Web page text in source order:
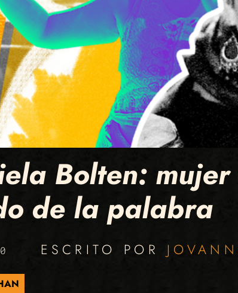
Bolten:
de la palabra
ESCRITO POR